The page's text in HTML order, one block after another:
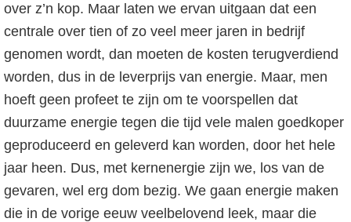
over z’n kop. Maar laten we ervan uitgaan dat een
centrale over tien of zo veel meer jaren in bedrijf
genomen wordt, dan moeten de kosten terugverdiend
worden, dus in de leverprijs van energie. Maar, men
hoeft geen profeet te zijn om te voorspellen dat
duurzame energie tegen die tijd vele malen goedkoper
geproduceerd en geleverd kan worden, door het hele
jaar heen. Dus, met kernenergie zijn we, los van de
gevaren, wel erg dom bezig. We gaan energie maken
die in de vorige eeuw veelbelovend leek, maar die